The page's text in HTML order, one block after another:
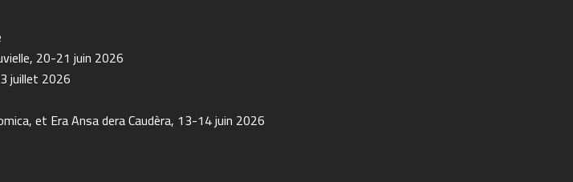
20-21 juin 2026
juillet 2026
et Era Ansa dera Caudèra, 13-14 juin 2026